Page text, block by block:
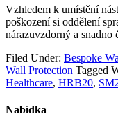
Vzhledem k umístění
poškození si oddělení
nárazuvzdorný a snadno
Filed Under: Bespoke
Wall Protection Tagged
Healthcare, HRB20,
Nabídka